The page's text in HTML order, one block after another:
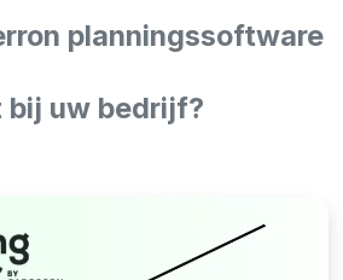
planningssoftware
bij uw bedrijf?